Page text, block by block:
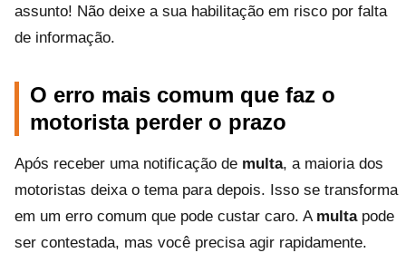
assunto! Não deixe a sua habilitação em risco por falta
de informação.
O erro mais comum que faz o
motorista perder o prazo
Após receber uma notificação de multa, a maioria dos
motoristas deixa o tema para depois. Isso se transforma
em um erro comum que pode custar caro. A multapode
ser contestada, mas você precisa agir rapidamente.